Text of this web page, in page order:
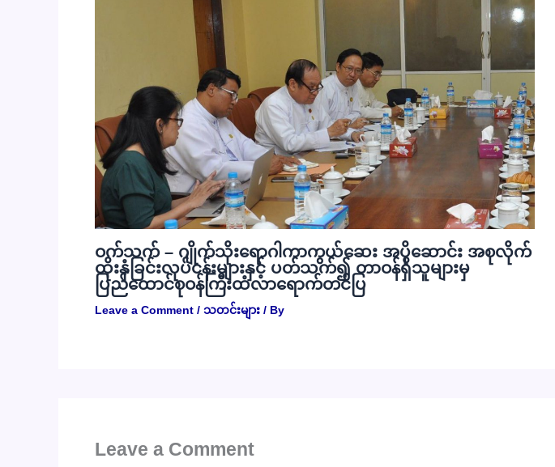
ဝက်သက် – ဂျိုက်သိုးရောဂါကာကွယ်ဆေး အပိုဆောင်း အစုလိုက်
ထိုးနှံခြင်းလုပ်ငန်းများနှင့် ပတ်သက်၍ တာဝန်ရှိသူများမှ
ပြည်ထောင်စုဝန်ကြီးထံလာရောက်တင်ပြ
Leave a Comment / သတင်းများ / By
Leave a Comment